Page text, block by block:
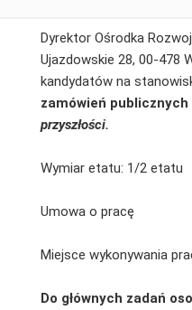
Dyrektor Ośrodka
Ujazdowskie 28, 00-478
kandydatów na
zamówień
przyszłości.
Wymiar etatu: 1/2 etatu
Umowa o pracę
Miejsce wykonywania
Do głównych zadań